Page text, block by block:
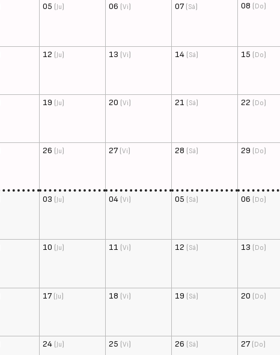
05 (Ju) 06 (Vi) 07(Sá) 08 (Do)
12 (Ju) 13 (Vi) 14 (Sá) 15 (Do)
19 (Ju) 20 (Vi) 21 (Sá) 22 (Do)
26 (Ju) 27(Vi) 28 (Sá) 29 (Do)
03 (Ju) 04 (Vi) 05 (Sá) 06 (Do)
10 (Ju) 11 (Vi) 12 (Sá) 13 (Do)
17(Ju) 18 (Vi) 19 (Sá) 20 (Do)
24 (Ju) 25 (Vi) 26 (Sá) 27(Do)